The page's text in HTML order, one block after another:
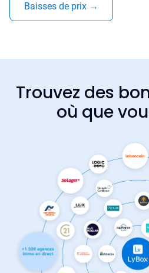
Baisses de prix →
Trouvez des
où que